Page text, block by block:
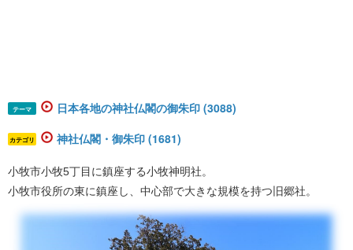
テーマ 日本各地の神社仏閣の御朱印 (3088)
カテゴリ 神社仏閣・御朱印 (1681)
小牧市小牧5丁目に鎮座する小牧神明社。
小牧市役所の東に鎮座し、中心部で大きな規模を持つ旧郷社。